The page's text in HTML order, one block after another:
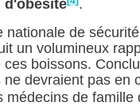
d'obésité
.
nationale de
un volumineux
ces boissons.
devraient pas en
médecins de famille